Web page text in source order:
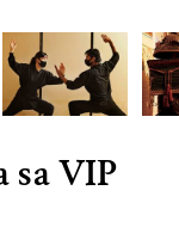
sa VIP